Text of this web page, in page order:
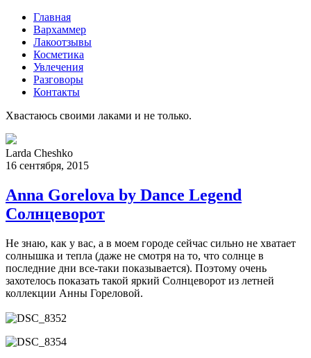
Главная
Вархаммер
Лакоотзывы
Косметика
Увлечения
Разговоры
Контакты
Хвастаюсь своими лаками и не только.
Larda Cheshko
16 сентября, 2015
Anna Gorelova by Dance Legend
Солнцеворот
Не знаю, как у вас, а в моем городе сейчас сильно не хватает
солнышка и тепла (даже не смотря на то, что солнце в
последние дни все-таки показывается). Поэтому очень
захотелось показать такой яркий Солнцеворот из летней
коллекции Анны Гореловой.